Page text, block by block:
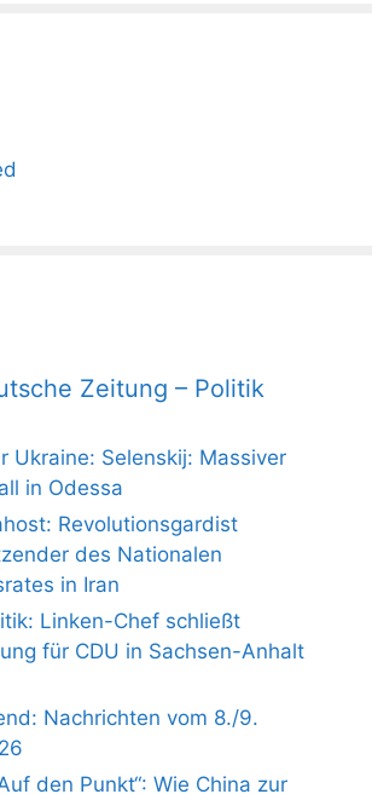
Zeitung – Politik
Ukraine: Selenskij: Massiver
in Odessa
Revolutionsgardist
des Nationalen
in Iran
Linken-Chef schließt
für CDU in Sachsen-Anhalt
Nachrichten vom 8./9.
den Punkt“: Wie China zur